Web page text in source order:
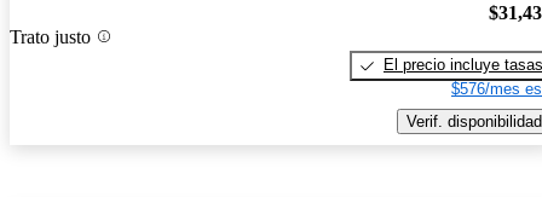
Trato justo
El precio incluye tasas
$576/mes
Verif. disponibilidad